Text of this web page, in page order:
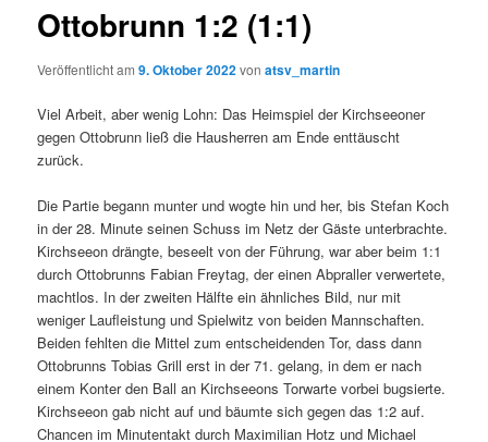
Ottobrunn 1:2 (1:1)
Veröffentlicht am9. Oktober 2022vonatsv_martin
Viel Arbeit, aber wenig Lohn: Das Heimspiel der Kirchseeoner
gegen Ottobrunn ließ die Hausherren am Ende enttäuscht
zurück.
Die Partie begann munter und wogte hin und her, bis Stefan Koch
in der 28. Minute seinen Schuss im Netz der Gäste unterbrachte.
Kirchseeon drängte, beseelt von der Führung, war aber beim 1:1
durch Ottobrunns Fabian Freytag, der einen Abpraller verwertete,
machtlos. In der zweiten Hälfte ein ähnliches Bild, nur mit
weniger Laufleistung und Spielwitz von beiden Mannschaften.
Beiden fehlten die Mittel zum entscheidenden Tor, dass dann
Ottobrunns Tobias Grill erst in der 71. gelang, in dem er nach
einem Konter den Ball an Kirchseeons Torwarte vorbei bugsierte.
Kirchseeon gab nicht auf und bäumte sich gegen das 1:2 auf.
Chancen im Minutentakt durch Maximilian Hotz und Michael